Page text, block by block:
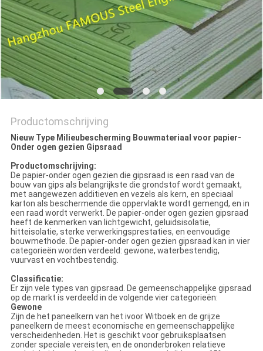
Productomschrijving
Nieuw Type Milieubescherming Bouwmateriaal voor papier-
Onder ogen gezien Gipsraad
Productomschrijving:
De papier-onder ogen gezien die gipsraad is een raad van de
bouw van gips als belangrijkste die grondstof wordt gemaakt,
met aangewezen additieven en vezels als kern, en speciaal
karton als beschermende die oppervlakte wordt gemengd, en in
een raad wordt verwerkt. De papier-onder ogen gezien gipsraad
heeft de kenmerken van lichtgewicht, geluidsisolatie,
hitteisolatie, sterke verwerkingsprestaties, en eenvoudige
bouwmethode. De papier-onder ogen gezien gipsraad kan in vier
categorieën worden verdeeld: gewone, waterbestendig,
vuurvast en vochtbestendig.
Classificatie:
Er zijn vele types van gipsraad. De gemeenschappelijke gipsraad
op de markt is verdeeld in de volgende vier categorieën:
Gewone
Zijn de het paneelkern van het ivoor Witboek en de grijze
paneelkern de meest economische en gemeenschappelijke
verscheidenheden. Het is geschikt voor gebruiksplaatsen
zonder speciale vereisten, en de ononderbroken relatieve